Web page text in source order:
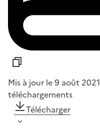
Mis à jour le 9 août 2021
téléchargements
Télécharger